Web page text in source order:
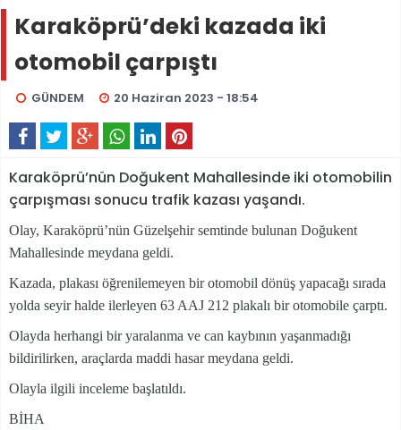
Karaköprü’deki kazada iki
otomobil çarpıştı
GÜNDEM 20 Haziran 2023 - 18:54
Karaköprü’nün Doğukent Mahallesinde iki otomobilin
çarpışması sonucu trafik kazası yaşandı.
Olay, Karaköprü’nün Güzelşehir semtinde bulunan Doğukent
Mahallesinde meydana geldi.
Kazada, plakası öğrenilemeyen bir otomobil dönüş yapacağı sırada
yolda seyir halde ilerleyen 63 AAJ 212 plakalı bir otomobile çarptı.
Olayda herhangi bir yaralanma ve can kaybının yaşanmadığı
bildirilirken, araçlarda maddi hasar meydana geldi.
Olayla ilgili inceleme başlatıldı.
BİHA